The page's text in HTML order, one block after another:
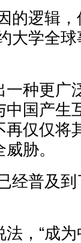
的逻辑
大学全
种更广
国产生
仅仅将
胁。
经普及
，“成